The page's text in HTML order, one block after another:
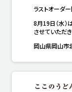
ラストオーダ
8月19日（水）
させていただき
岡山県岡山市